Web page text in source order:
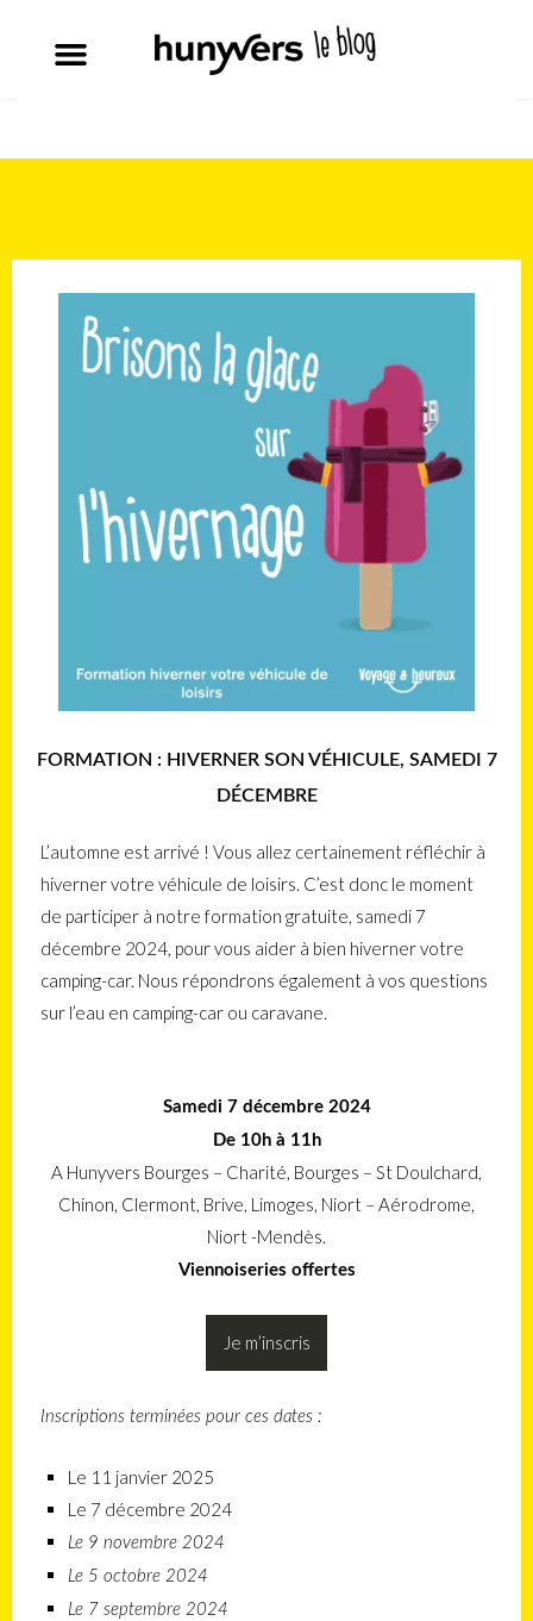
FORMATION : HIVERNER SON VÉHICULE, SAMEDI 7
DÉCEMBRE
L’automne est arrivé ! Vous allez certainement réfléchir à
hiverner votre véhicule de loisirs. C’est donc le moment
de participer à notre formation gratuite, samedi 7
décembre 2024, pour vous aider à bien hiverner votre
camping-car. Nous répondrons également à vos questions
sur l’eau en camping-car ou caravane.
Samedi 7 décembre 2024
De 10h à 11h
A Hunyvers Bourges – Charité, Bourges – St Doulchard,
Chinon, Clermont, Brive, Limoges, Niort – Aérodrome,
Niort -Mendès.
Viennoiseries offertes
Je m’inscris
Inscriptions terminées pour ces dates :
Le 11 janvier 2025
Le 7 décembre 2024
Le 9 novembre 2024
Le 5 octobre 2024
Le 7 septembre 2024